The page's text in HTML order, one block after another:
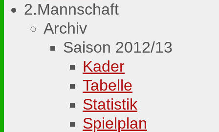
2.Mannschaft
Archiv
Saison 2012/13
Kader
Tabelle
Statistik
Spielplan